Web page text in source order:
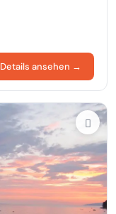
Details ansehen →